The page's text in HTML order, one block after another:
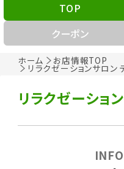
ホーム お店情報TOP
リラクゼーションサロン
TOP
クーポン
リラクゼーショ